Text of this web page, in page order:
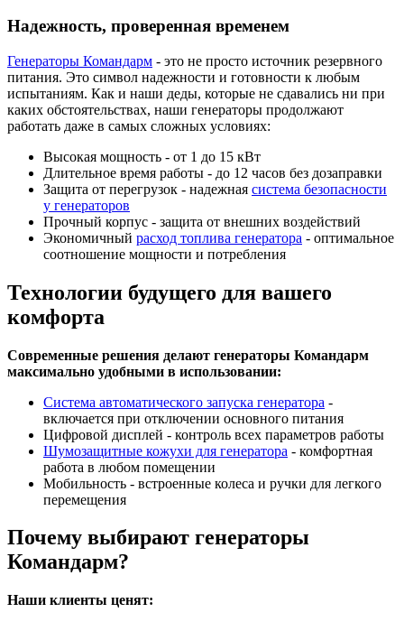
Надежность, проверенная временем
Генераторы Командарм - это не просто источник резервного
питания. Это символ надежности и готовности к любым
испытаниям. Как и наши деды, которые не сдавались ни при
каких обстоятельствах, наши генераторы продолжают
работать даже в самых сложных условиях:
Высокая мощность - от 1 до 15 кВт
Длительное время работы - до 12 часов без дозаправки
Защита от перегрузок - надежная система безопасности
у генераторов
Прочный корпус - защита от внешних воздействий
Экономичный расход топлива генератора - оптимальное
соотношение мощности и потребления
Технологии будущего для вашего
комфорта
Современные решения делают генераторы Командарм
максимально удобными в использовании:
Система автоматического запуска генератора -
включается при отключении основного питания
Цифровой дисплей - контроль всех параметров работы
Шумозащитные кожухи для генератора - комфортная
работа в любом помещении
Мобильность - встроенные колеса и ручки для легкого
перемещения
Почему выбирают генераторы
Командарм?
Наши клиенты ценят: